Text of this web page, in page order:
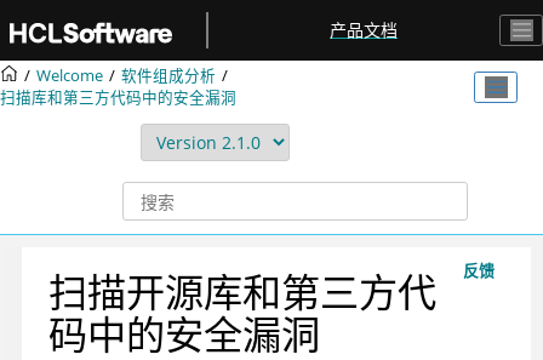
产品文档
Welcome
软件组成分析
扫描库和第三方代码中的安全漏洞
反馈
扫描开源库和第三方代
码中的安全漏洞